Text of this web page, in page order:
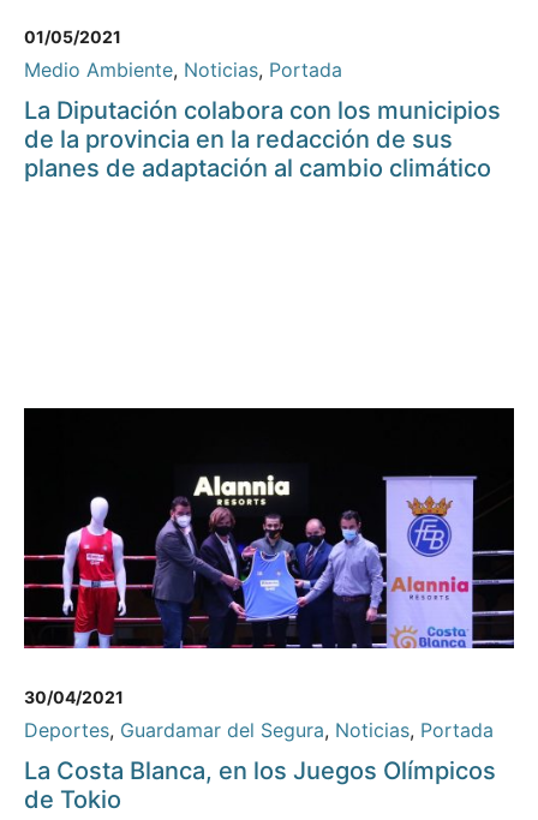
01/05/2021
Medio Ambiente, Noticias, Portada
La Diputación colabora con los municipios
de la provincia en la redacción de sus
planes de adaptación al cambio climático
30/04/2021
Deportes, Guardamar del Segura, Noticias, Portada
La Costa Blanca, en los Juegos Olímpicos
de Tokio